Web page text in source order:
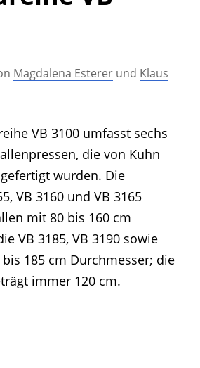
Archiv
Marke
Magdalena Esterer und Klaus
VB 3100 umfasst sechs
die von Kuhn
wurden. Die
VB 3160 und VB 3165
mit 80 bis 160 cm
VB 3185, VB 3190 sowie
185 cm Durchmesser; die
immer 120 cm.